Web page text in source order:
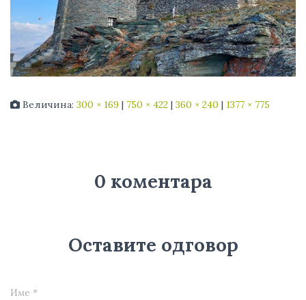
Величина: 300 × 169 | 750 × 422 | 360 × 240 | 1377 × 775
0 коментара
Оставите одговор
Име *